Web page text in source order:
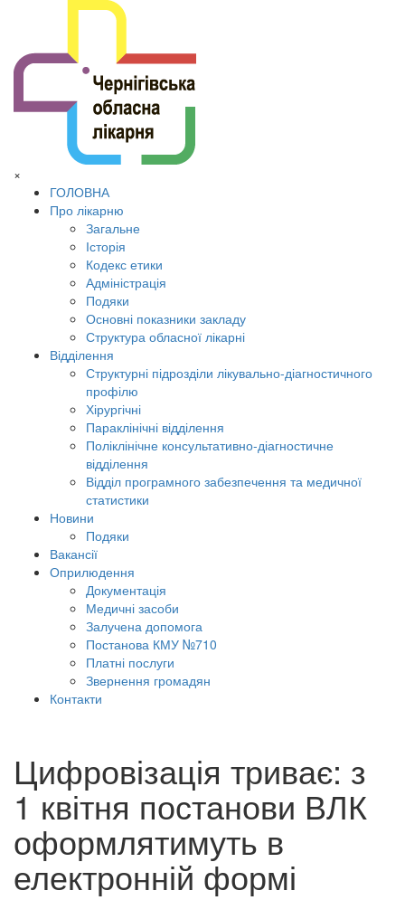
×
ГОЛОВНА
Про лікарню
Загальне
Історія
Кодекс етики
Адміністрація
Подяки
Основні показники закладу
Структура обласної лікарні
Відділення
Структурні підрозділи лікувально-діагностичного
профілю
Хірургічні
Параклінічні відділення
Поліклінічне консультативно-діагностичне
відділення
Відділ програмного забезпечення та медичної
статистики
Новини
Подяки
Вакансії
Оприлюдення
Документація
Медичні засоби
Залучена допомога
Постанова КМУ №710
Платні послуги
Звернення громадян
Контакти
Цифровізація триває: з
1 квітня постанови ВЛК
оформлятимуть в
електронній формі